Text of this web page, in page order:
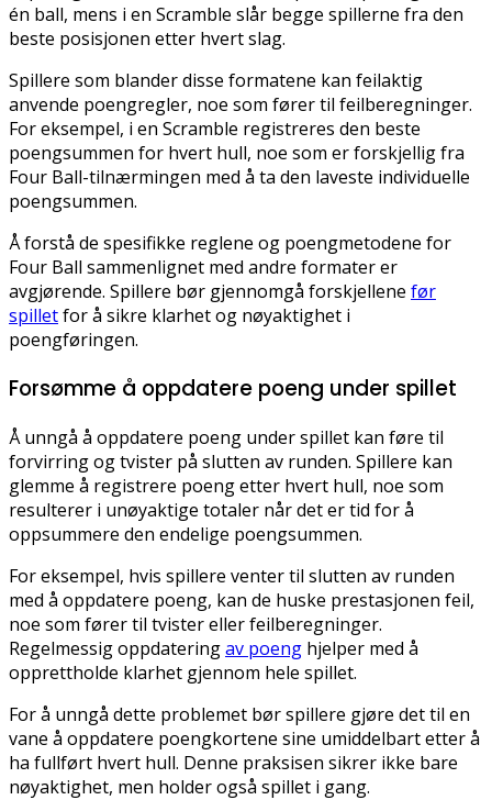
én ball, mens i en Scramble slår begge spillerne fra den
beste posisjonen etter hvert slag.
Spillere som blander disse formatene kan feilaktig
anvende poengregler, noe som fører til feilberegninger.
For eksempel, i en Scramble registreres den beste
poengsummen for hvert hull, noe som er forskjellig fra
Four Ball-tilnærmingen med å ta den laveste individuelle
poengsummen.
Å forstå de spesifikke reglene og poengmetodene for
Four Ball sammenlignet med andre formater er
avgjørende. Spillere bør gjennomgå forskjellene før
spilletfor å sikre klarhet og nøyaktighet i
poengføringen.
Forsømme å oppdatere poeng under spillet
Å unngå å oppdatere poeng under spillet kan føre til
forvirring og tvister på slutten av runden. Spillere kan
glemme å registrere poeng etter hvert hull, noe som
resulterer i unøyaktige totaler når det er tid for å
oppsummere den endelige poengsummen.
For eksempel, hvis spillere venter til slutten av runden
med å oppdatere poeng, kan de huske prestasjonen feil,
noe som fører til tvister eller feilberegninger.
Regelmessig oppdateringav poeng hjelper med å
opprettholde klarhet gjennom hele spillet.
For å unngå dette problemet bør spillere gjøre det til en
vane å oppdatere poengkortene sine umiddelbart etter å
ha fullført hvert hull. Denne praksisen sikrer ikke bare
nøyaktighet, men holder også spillet i gang.